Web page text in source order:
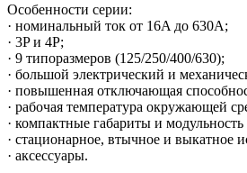
Особенности серии:
· номинальный ток от 16A до 630A;
· 3P и 4P;
· 9 типоразмеров (125/250/400/630);
· большой электрический и
· повышенная отключающая
· рабочая температура окружающей
· компактные габариты и
· стационарное, втычное и выкaтное
· аксессуары.